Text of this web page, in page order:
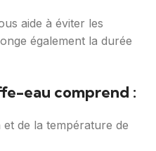
aide à éviter les
également la durée
eau comprend :
de la température de